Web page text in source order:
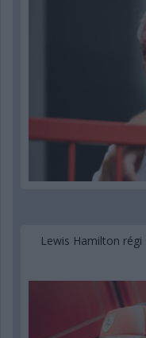
Lewis Hamilton